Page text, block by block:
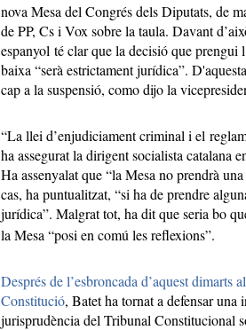
nova Mesa del Congrés dels Diputats, de
de PP, Cs i Vox sobre la taula. Davant
espanyol té clar que la decisió que prengui
baixa “serà estrictament jurídica”.
cap a la suspensió, como dijo la
“La llei d’enjudiciament criminal i el
ha assegurat la dirigent socialista catalana
Ha assenyalat que “la Mesa no prendrà
cas, ha puntualitzat, “si ha de prendre
jurídica”. Malgrat tot, ha dit que seria bo
la Mesa “posi en comú les reflexions”.
Després de l’esbroncada d’aquest dimarts
Constitució, Batet ha tornat a defensar una
jurisprudència del Tribunal Constitucional